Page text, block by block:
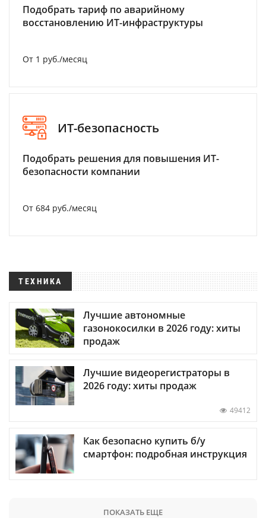
Подобрать тариф по аварийному
восстановлению ИТ-инфраструктуры
От 1 руб./месяц
ИТ-безопасность
Подобрать решения для повышения ИТ-
безопасности компании
От 684 руб./месяц
ТЕХНИКА
Лучшие автономные
газонокосилки в 2026 году: хиты
продаж
Лучшие видеорегистраторы в
2026 году: хиты продаж
49412
Как безопасно купить б/у
смартфон: подробная инструкция
ПОКАЗАТЬ ЕЩЕ